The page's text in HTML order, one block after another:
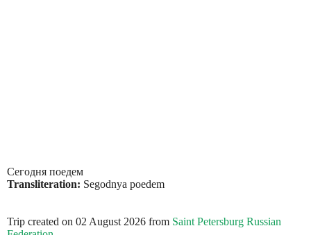
Сегодня поедем
Transliteration: Segodnya poedem
Trip created on 02 August 2026 from Saint Petersburg Russian